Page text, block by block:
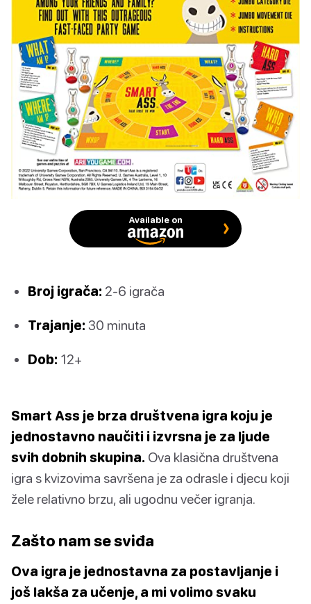
Available on
Broj igrača: 2-6 igrača
Trajanje: 30 minuta
Dob: 12+
Smart Ass je brza društvena igra koju je
jednostavno naučiti i izvrsna je za ljude
svih dobnih skupina. Ova klasična društvena
igra s kvizovima savršena je za odrasle i djecu koji
žele relativno brzu, ali ugodnu večer igranja.
Zašto nam se sviđa
Ova igra je jednostavna za postavljanje i
još lakša za učenje, a mi volimo svaku